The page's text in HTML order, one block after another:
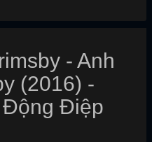
- Anh
(2016) -
Động Điệp